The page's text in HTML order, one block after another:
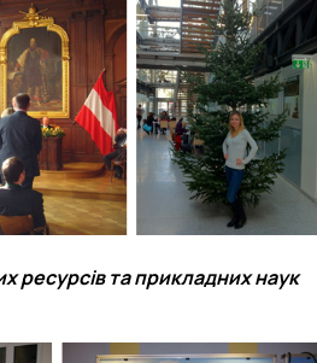
ресурсів та прикладних наук